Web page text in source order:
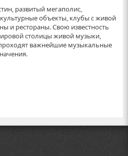
развитый мегаполис,
объекты, клубы с живой
и рестораны. Свою известность
столицы живой музыки,
важнейшие музыкальные